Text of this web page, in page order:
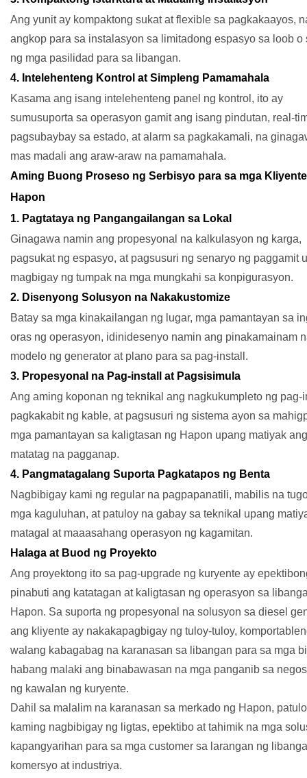
Ang yunit ay kompaktong sukat at flexible sa pagkakaayos,
angkop para sa instalasyon sa limitadong espasyo sa loob o
ng mga pasilidad para sa libangan.
4. Intelehenteng Kontrol at Simpleng Pamamahala
Kasama ang isang intelehenteng panel ng kontrol, ito ay
sumusuporta sa operasyon gamit ang isang pindutan, real-
pagsubaybay sa estado, at alarm sa pagkakamali, na
mas madali ang araw-araw na pamamahala.
Aming Buong Proseso ng Serbisyo para sa mga
Hapon
1. Pagtataya ng Pangangailangan sa Lokal
Ginagawa namin ang propesyonal na kalkulasyon ng karga,
pagsukat ng espasyo, at pagsusuri ng senaryo ng paggamit
magbigay ng tumpak na mga mungkahi sa konpigurasyon.
2. Disenyong Solusyon na Nakakustomize
Batay sa mga kinakailangan ng lugar, mga pamantayan sa
oras ng operasyon, idinidesenyo namin ang pinakamainam
modelo ng generator at plano para sa pag-install.
3. Propesyonal na Pag-install at Pagsisimula
Ang aming koponan ng teknikal ang nagkukumpleto ng pag-
pagkakabit ng kable, at pagsusuri ng sistema ayon sa
mga pamantayan sa kaligtasan ng Hapon upang matiyak ang
matatag na pagganap.
4. Pangmatagalang Suporta Pagkatapos ng Benta
Nagbibigay kami ng regular na pagpapanatili, mabilis na
mga kaguluhan, at patuloy na gabay sa teknikal upang
matagal at maaasahang operasyon ng kagamitan.
Halaga at Buod ng Proyekto
Ang proyektong ito sa pag-upgrade ng kuryente ay
pinabuti ang katatagan at kaligtasan ng operasyon sa
Hapon. Sa suporta ng propesyonal na solusyon sa diesel
ang kliyente ay nakakapagbigay ng tuloy-tuloy,
walang kabagabag na karanasan sa libangan para sa mga
habang malaki ang binabawasan na mga panganib sa
ng kawalan ng kuryente.
Dahil sa malalim na karanasan sa merkado ng Hapon,
kaming nagbibigay ng ligtas, epektibo at tahimik na mga
kapangyarihan para sa mga customer sa larangan ng
komersyo at industriya.